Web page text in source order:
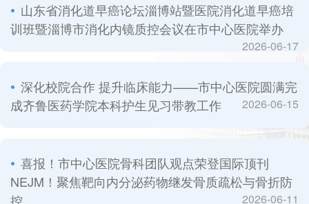
山东省消化道早癌论坛淄博站暨医院消化道早癌培
训班暨淄博市消化内镜质控会议在市中心医院举办
2026-06-17
深化校院合作 提升临床能力——市中心医院圆满完
成齐鲁医药学院本科护生见习带教工作
2026-06-15
喜报！市中心医院骨科团队观点荣登国际顶刊
NEJM！聚焦靶向内分泌药物继发骨质疏松与骨折防
控
2026-06-11